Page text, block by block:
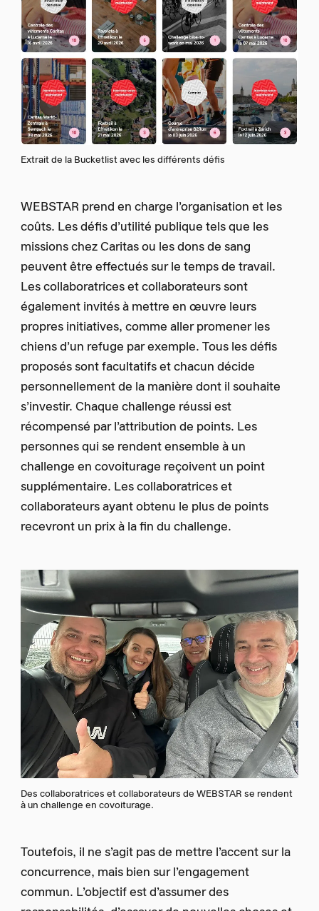
Extrait de la Bucketlist avec les différents défis
WEBSTAR prend en charge l’organisation et les
coûts. Les défis d’utilité publique tels que les
missions chez Caritas ou les dons de sang
peuvent être effectués sur le temps de travail.
Les collaboratrices et collaborateurs sont
également invités à mettre en œuvre leurs
propres initiatives, comme aller promener les
chiens d’un refuge par exemple. Tous les défis
proposés sont facultatifs et chacun décide
personnellement de la manière dont il souhaite
s’investir. Chaque challenge réussi est
récompensé par l’attribution de points. Les
personnes qui se rendent ensemble à un
challenge en covoiturage reçoivent un point
supplémentaire. Les collaboratrices et
collaborateurs ayant obtenu le plus de points
recevront un prix à la fin du challenge.
Des collaboratrices et collaborateurs de WEBSTAR se rendent
à un challenge en covoiturage.
Toutefois, il ne s’agit pas de mettre l’accent sur la
concurrence, mais bien sur l’engagement
commun. L’objectif est d’assumer des